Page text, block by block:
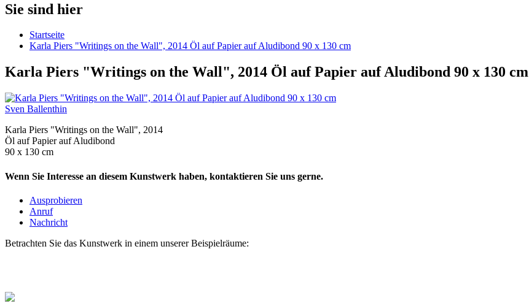
Sie sind hier
Startseite
Karla Piers "Writings on the Wall", 2014 Öl auf Papier auf Aludibond 90 x 130 cm
Karla Piers "Writings on the Wall", 2014 Öl auf Papier auf Aludibond 90 x 130 cm
Sven Ballenthin
Karla Piers "Writings on the Wall", 2014
Öl auf Papier auf Aludibond
90 x 130 cm
Wenn Sie Interesse an diesem Kunstwerk haben, kontaktieren Sie uns gerne.
Ausprobieren
Anruf
Nachricht
Betrachten Sie das Kunstwerk in einem unserer Beispielräume: